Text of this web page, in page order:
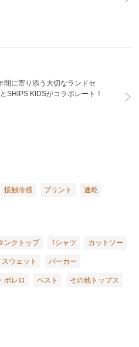
間に寄り添う大切なランドセ
SHIPS KIDSがコラボレート！
接触冷感 プリント 速乾
ンクトップ Tシャツ カットソー
スウェット パーカー
ボレロ ベスト その他トップス